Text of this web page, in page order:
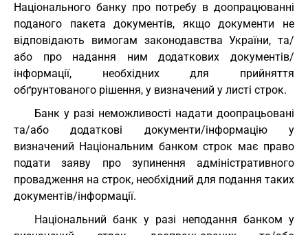
Національного банку про потребу в доопрацюванні
поданого пакета документів, якщо документи не
відповідають вимогам законодавства України, та/
або про надання ним додаткових документів/
інформації, необхідних для прийняття
обґрунтованого рішення, у визначений у листі строк.
Банк у разі неможливості надати доопрацьовані
та/або додаткові документи/інформацію у
визначений Національним банком строк має право
подати заяву про зупинення адміністративного
провадження на строк, необхідний для подання таких
документів/інформації.
Національний банк у разі неподання банком у